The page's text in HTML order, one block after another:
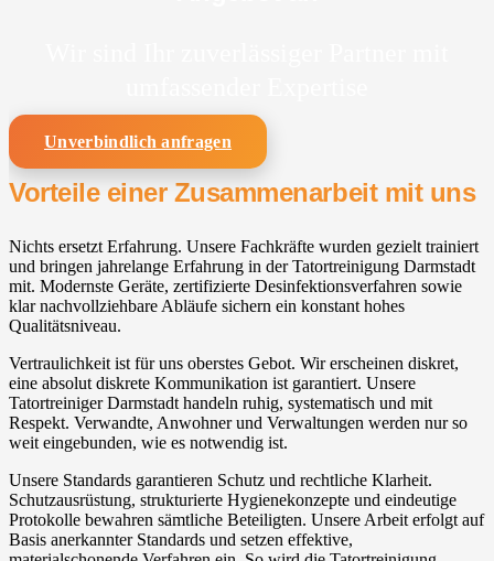
Unverbindlich anfragen
Vorteile einer Zusammenarbeit mit uns
Nichts ersetzt Erfahrung. Unsere Fachkräfte wurden gezielt trainiert
und bringen jahrelange Erfahrung in der Tatortreinigung Darmstadt
mit. Modernste Geräte, zertifizierte Desinfektionsverfahren sowie
klar nachvollziehbare Abläufe sichern ein konstant hohes
Qualitätsniveau.
Vertraulichkeit ist für uns oberstes Gebot. Wir erscheinen diskret,
eine absolut diskrete Kommunikation ist garantiert. Unsere
Tatortreiniger Darmstadt handeln ruhig, systematisch und mit
Respekt. Verwandte, Anwohner und Verwaltungen werden nur so
weit eingebunden, wie es notwendig ist.
Unsere Standards garantieren Schutz und rechtliche Klarheit.
Schutzausrüstung, strukturierte Hygienekonzepte und eindeutige
Protokolle bewahren sämtliche Beteiligten. Unsere Arbeit erfolgt auf
Basis anerkannter Standards und setzen effektive,